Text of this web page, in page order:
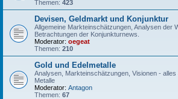
Themen: 423
Devisen, Geldmarkt und Konjunktur
Allgemeine Markteinschätzungen, Analysen der
Betrachtungen der Konjunkturnews.
Moderator: oegeat
Themen: 210
Gold und Edelmetalle
Analysen, Markteinschätzungen, Visionen -
Metalle
Moderator: Antagon
Themen: 67